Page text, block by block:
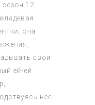
12
она
свои
ей-ей
нее